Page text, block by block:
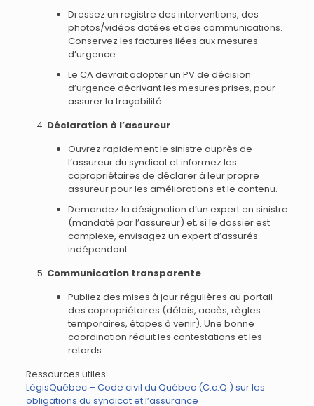
Dressez un registre des interventions, des
photos/vidéos datées et des communications.
Conservez les factures liées aux mesures
d’urgence.
Le CA devrait adopter un PV de décision
d’urgence décrivant les mesures prises, pour
assurer la traçabilité.
Déclaration à l’assureur
Ouvrez rapidement le sinistre auprès de
l’assureur du syndicat et informez les
copropriétaires de déclarer à leur propre
assureur pour les améliorations et le contenu.
Demandez la désignation d’un expert en sinistre
(mandaté par l’assureur) et, si le dossier est
complexe, envisagez un expert d’assurés
indépendant.
Communication transparente
Publiez des mises à jour régulières au portail
des copropriétaires (délais, accès, règles
temporaires, étapes à venir). Une bonne
coordination réduit les contestations et les
retards.
Ressources utiles:
LégisQuébec – Code civil du Québec (C.c.Q.) sur les
obligations du syndicat et l’assurance